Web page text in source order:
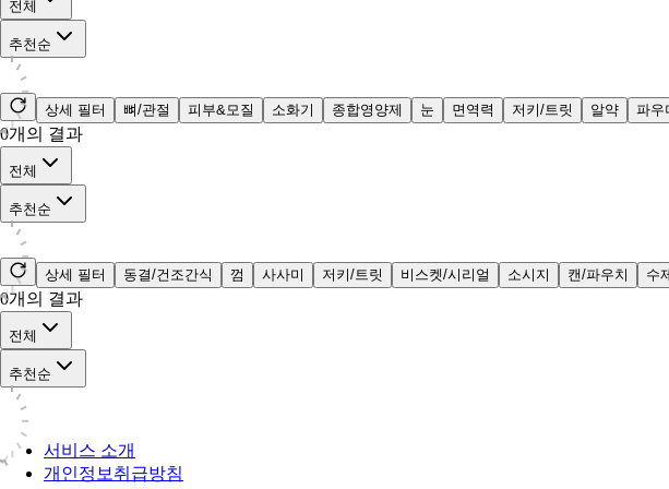
전체
추천순
상세 필터 뼈/관절 피부&모질 소화기 종합영양제 눈 면역력 저키/트릿 알약 파우
0개의 결과
전체
추천순
상세 필터 동결/건조간식 껌 사사미 저키/트릿 비스켓/시리얼 소시지 캔/파우치 수
0개의 결과
전체
추천순
서비스 소개
개인정보취급방침